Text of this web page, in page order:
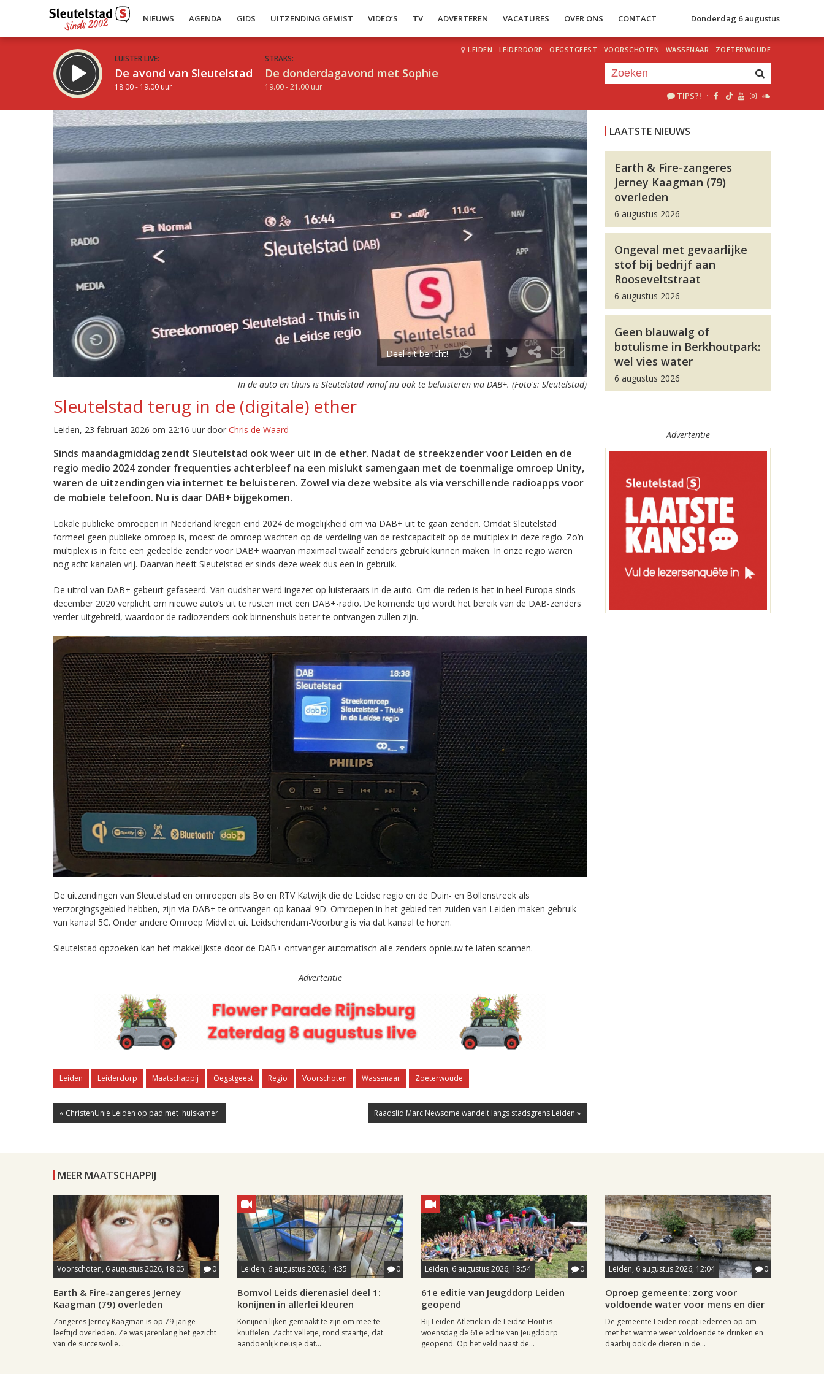
NIEUWS AGENDA GIDS UITZENDING GEMIST VIDEO’S TV ADVERTEREN VACATURES OVER ONS CONTACT Donderdag 6 augustus
LUISTER LIVE:
De avond van Sleutelstad
18.00 - 19.00 uur
STRAKS:
De donderdagavond met Sophie
19.00 - 21.00 uur
LEIDEN · LEIDERDORP · OEGSTGEEST · VOORSCHOTEN · WASSENAAR · ZOETERWOUDE
TIPS?! ·
Deel dit bericht!
In de auto en thuis is Sleutelstad vanaf nu ook te beluisteren via DAB+. (Foto's: Sleutelstad)
Sleutelstad terug in de (digitale) ether
Leiden, 23 februari 2026 om 22:16 uur door Chris de Waard
Sinds maandagmiddag zendt Sleutelstad ook weer uit in de ether. Nadat de streekzender voor Leiden en de
regio medio 2024 zonder frequenties achterbleef na een mislukt samengaan met de toenmalige omroep Unity,
waren de uitzendingen via internet te beluisteren. Zowel via deze website als via verschillende radioapps voor
de mobiele telefoon. Nu is daar DAB+ bijgekomen.
Lokale publieke omroepen in Nederland kregen eind 2024 de mogelijkheid om via DAB+ uit te gaan zenden. Omdat Sleutelstad
formeel geen publieke omroep is, moest de omroep wachten op de verdeling van de restcapaciteit op de multiplex in deze regio. Zo’n
multiplex is in feite een gedeelde zender voor DAB+ waarvan maximaal twaalf zenders gebruik kunnen maken. In onze regio waren
nog acht kanalen vrij. Daarvan heeft Sleutelstad er sinds deze week dus een in gebruik.
De uitrol van DAB+ gebeurt gefaseerd. Van oudsher werd ingezet op luisteraars in de auto. Om die reden is het in heel Europa sinds
december 2020 verplicht om nieuwe auto’s uit te rusten met een DAB+-radio. De komende tijd wordt het bereik van de DAB-zenders
verder uitgebreid, waardoor de radiozenders ook binnenshuis beter te ontvangen zullen zijn.
De uitzendingen van Sleutelstad en omroepen als Bo en RTV Katwijk die de Leidse regio en de Duin- en Bollenstreek als
verzorgingsgebied hebben, zijn via DAB+ te ontvangen op kanaal 9D. Omroepen in het gebied ten zuiden van Leiden maken gebruik
van kanaal 5C. Onder andere Omroep Midvliet uit Leidschendam-Voorburg is via dat kanaal te horen.
Sleutelstad opzoeken kan het makkelijkste door de DAB+ ontvanger automatisch alle zenders opnieuw te laten scannen.
Advertentie
Leiden Leiderdorp Maatschappij Oegstgeest Regio Voorschoten Wassenaar Zoeterwoude
« ChristenUnie Leiden op pad met 'huiskamer' Raadslid Marc Newsome wandelt langs stadsgrens Leiden »
LAATSTE NIEUWS
Earth & Fire-zangeres
Jerney Kaagman (79)
overleden
6 augustus 2026
Ongeval met gevaarlijke
stof bij bedrijf aan
Rooseveltstraat
6 augustus 2026
Geen blauwalg of
botulisme in Berkhoutpark:
wel vies water
6 augustus 2026
Advertentie
MEER MAATSCHAPPIJ
Voorschoten, 6 augustus 2026, 18:05 0
Earth & Fire-zangeres Jerney
Kaagman (79) overleden
Zangeres Jerney Kaagman is op 79-jarige
leeftijd overleden. Ze was jarenlang het gezicht
van de succesvolle...
Leiden, 6 augustus 2026, 14:35 0
Bomvol Leids dierenasiel deel 1:
konijnen in allerlei kleuren
Konijnen lijken gemaakt te zijn om mee te
knuffelen. Zacht velletje, rond staartje, dat
aandoenlijk neusje dat...
Leiden, 6 augustus 2026, 13:54 0
61e editie van Jeugddorp Leiden
geopend
Bij Leiden Atletiek in de Leidse Hout is
woensdag de 61e editie van Jeugddorp
geopend. Op het veld naast de...
Leiden, 6 augustus 2026, 12:04 0
Oproep gemeente: zorg voor
voldoende water voor mens en dier
De gemeente Leiden roept iedereen op om
met het warme weer voldoende te drinken en
daarbij ook de dieren in de...